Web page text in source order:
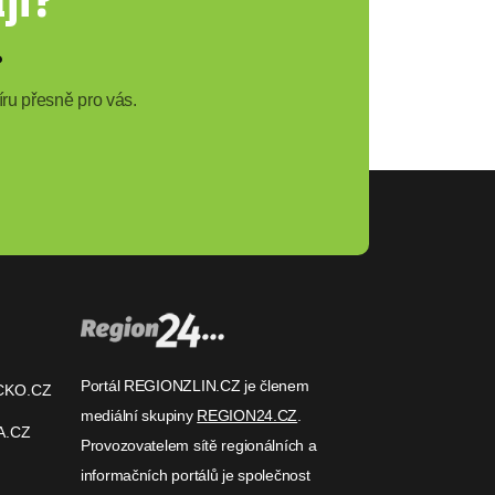
přesně pro vás.
Portál REGIONZLIN.CZ je členem
mediální skupiny REGION24.CZ.
Provozovatelem sítě regionálních a
informačních portálů je společnost